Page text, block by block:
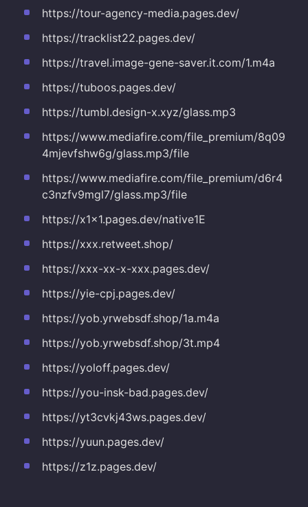
https://tour-agency-media.pages.dev/
https://tracklist22.pages.dev/
https://travel.image-gene-saver.it.com/1.m4a
https://tuboos.pages.dev/
https://tumbl.design-x.xyz/glass.mp3
https://www.mediafire.com/file_premium/8q09
4mjevfshw6g/glass.mp3/file
https://www.mediafire.com/file_premium/d6r4
c3nzfv9mgl7/glass.mp3/file
https://x1x1.pages.dev/native1E
https://xxx.retweet.shop/
https://xxx-xx-x-xxx.pages.dev/
https://yie-cpj.pages.dev/
https://yob.yrwebsdf.shop/1a.m4a
https://yob.yrwebsdf.shop/3t.mp4
https://yoloff.pages.dev/
https://you-insk-bad.pages.dev/
https://yt3cvkj43ws.pages.dev/
https://yuun.pages.dev/
https://z1z.pages.dev/